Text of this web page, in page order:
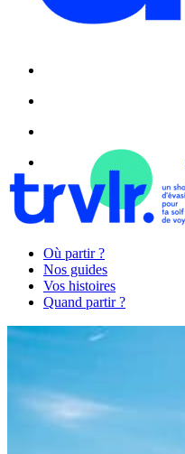
Où partir ?
Nos guides
Vos histoires
Quand partir ?